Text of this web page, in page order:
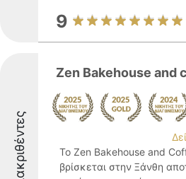
9
Διακριθέντες
Zen Bakehouse and
Το Zen Bakehouse and
βρίσκεται στην Ξάνθη